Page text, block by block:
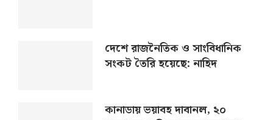
দেশে রাজনৈতিক ও সাংবিধানিক
সংকট তৈরি হয়েছে: নাহিদ
কানাডায় ভয়াবহ দাবানল, ২০